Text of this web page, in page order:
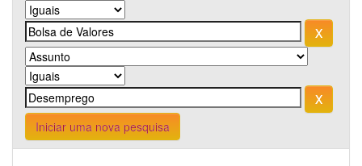
Iniciar uma nova pesquisa